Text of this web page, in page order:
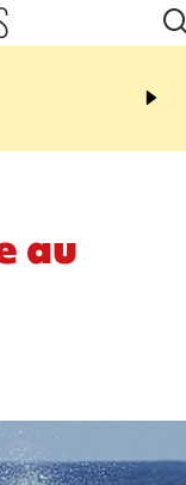
DÉSTABILISATION
la présidentielle, les
au